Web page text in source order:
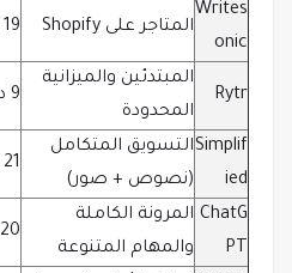
Writes
onic
المتاجر على Shopify 19 دولار
Rytr
المبتدئين والميزانية
المحدودة
9 دولار
Simplif
ied
التسويق المتكامل
(نصوص + صور)
21 دولار
ChatG
PT
المرونة الكاملة
والمهام المتنوعة
20 دولار (Plus)